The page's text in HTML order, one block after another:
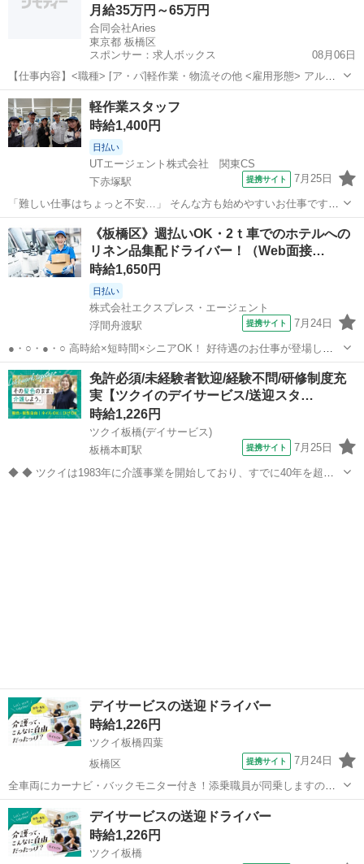
月給35万円～65万円
合同会社Aries
東京都 板橋区
スポンサー：求人ボックス
08月06日
【仕事内容】<職種> [ア・パ]軽作業・物流その他 <雇用形態> アルバ
イト・パート <給与> [ア・パ]月給35万円～65万円 交通費: 直行直帰
OKのお仕事です 報酬例 平均月給35～65万円 <月収一例> 稼ぎたいけ
ど自分の...
アルバイト・パート
軽作業スタッフ
時給1,400円
日払い
UTエージェント株式会社 関東CS
下赤塚駅
提携サイト 7月25日
「難しい仕事はちょっと不安…」 そんな方も始めやすいお仕事です！
商品の仕分けや梱包、シール貼りなど、覚えやすいシンプル作業が中
心。モクモクと作業するのが好きな方にもおすすめです。 ほかにもこ
んなお仕事をご紹介！ ・製造...
東京 板橋区 下赤塚駅 倉庫
《板橋区》週払いOK・2ｔ車でのホテルへの
リネン品集配ドライバー！（Web面接…
時給1,650円
日払い
株式会社エクスプレス・エージェント
浮間舟渡駅
提携サイト 7月24日
●・○・●・○ 高時給×短時間×シニアOK！ 好待遇のお仕事が登場しま
した～☆ ぜひご覧いただき お気軽にご応募くださいませ♪ ●・○・●・
○ —————————————— ■使用車種：2ｔ（箱/ロング） ■業務
内容：リネ...
東京 板橋区 浮間舟渡駅 ドライバー
免許必須/未経験者歓迎/経験不問/研修制度充
実【ツクイのデイサービス/送迎スタ…
時給1,226円
ツクイ板橋(デイサービス)
板橋本町駅
提携サイト 7月25日
◆ ◆ ツクイは1983年に介護事業を開始しており、すでに40年を超え
デイサービスの送迎ドライバー
時給1,226円
ツクイ板橋四葉
板橋区
提携サイト 7月24日
全車両にカーナビ・バックモニター付き！添乗職員が同乗しますので
安心して始められます。 ※デイサービスを利用されるお客様の送迎
業務 ※専用車両(キャラバン・ハイエース)の運転、各種点検 ※乗
降時の介護補助(歩行介助・車い...
東京 ドライバー
デイサービスの送迎ドライバー
時給1,226円
ツクイ板橋